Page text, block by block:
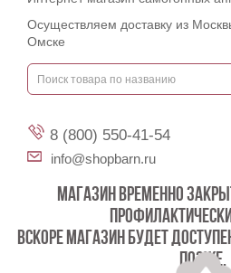
Осуществляем доставку из
Омске
8 (800) 550-41-54
info@shopbarn.ru
МАГАЗИН ВРЕМЕННО
ВСКОРЕ МАГАЗИН БУДЕТ
ПОЗЖЕ.